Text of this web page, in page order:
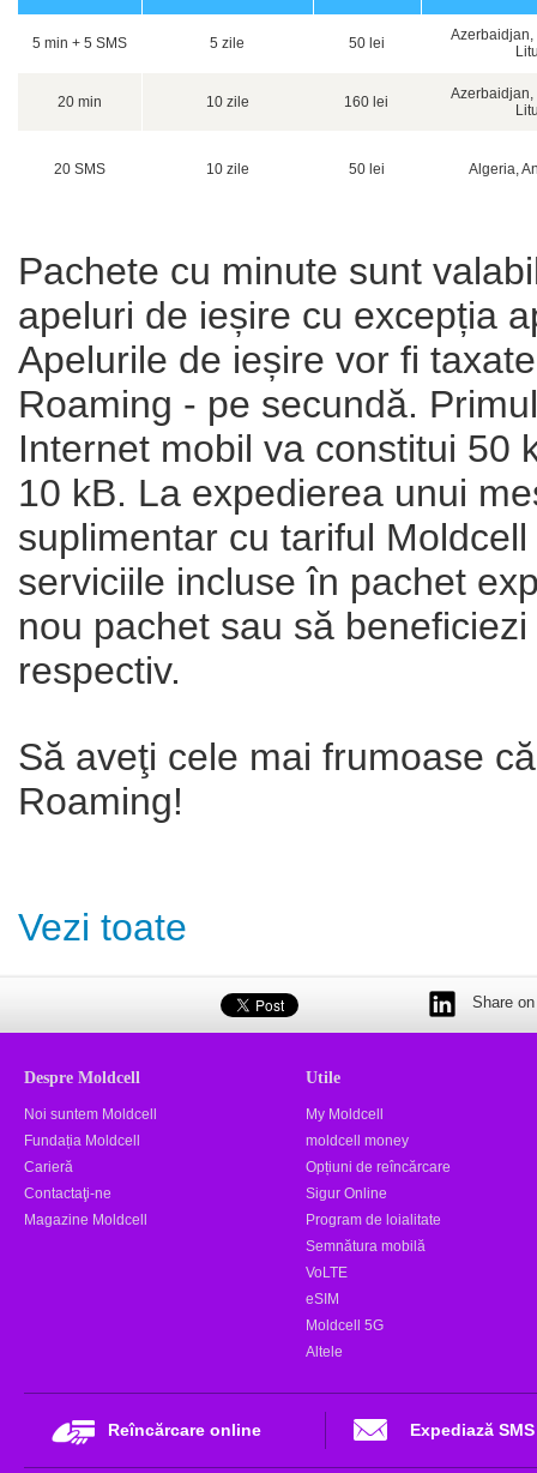
5 min + 5 SMS 5 zile 50 lei
Azerbaidjan,
20 min 10 zile 160 lei
Azerbaidjan,
20 SMS 10 zile 50 lei Algeria,
Pachete cu minute sunt
apeluri de ieșire cu excepția
Apelurile de ieșire vor fi
Roaming - pe secundă.
Internet mobil va constitui 50
10 kB. La expedierea unui
suplimentar cu tariful
serviciile incluse în pachet
nou pachet sau să
respectiv.
Să aveţi cele mai frumoase
Roaming!
Vezi toate
Share
Despre Moldcell
Noi suntem Moldcell
Fundația Moldcell
Carieră
Contactaţi-ne
Magazine Moldcell
Utile
My Moldcell
moldcell money
Opțiuni de reîncărcare
Sigur Online
Program de loialitate
Semnătura mobilă
VoLTE
eSIM
Moldcell 5G
Altele
Reîncărcare online Expediază SMS